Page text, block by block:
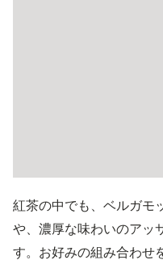
紅茶の中でも、ベルガモ
や、濃厚な味わいのアッ
す。お好みの組み合わせ